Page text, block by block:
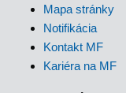
Mapa stránky
Notifikácia
Kontakt MF
Kariéra na MF